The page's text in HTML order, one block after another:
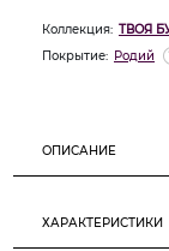
Коллекция: ТВОЯ
Покрытие: Родий
ОПИСАНИЕ
ХАРАКТЕРИСТИКИ